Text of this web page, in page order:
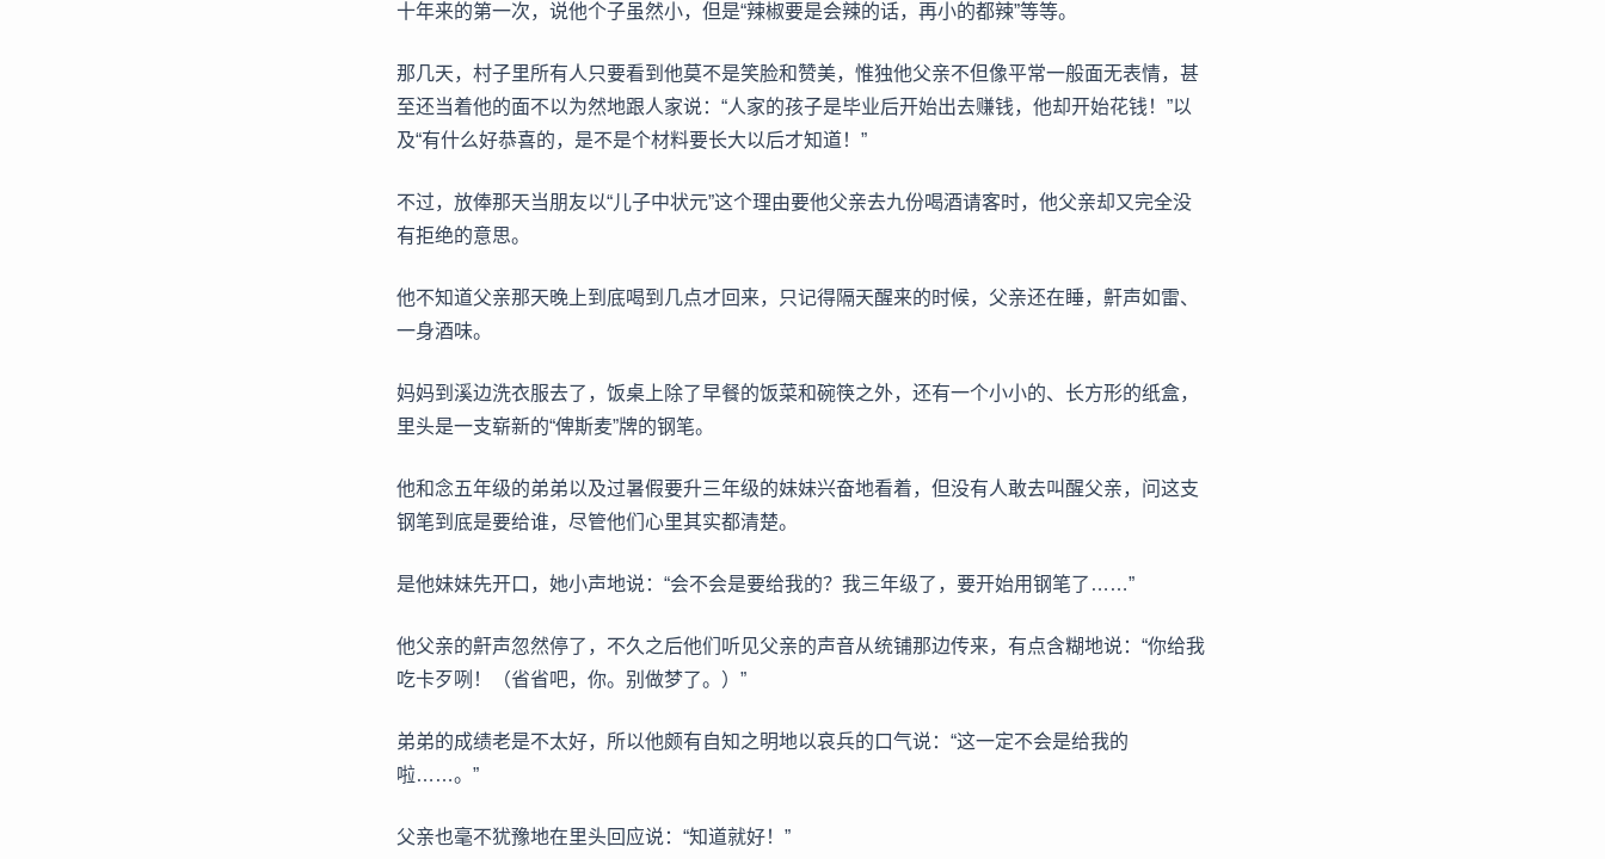
十年来的第一次，说他个子虽然小，但是“辣椒要是会辣的话，再小的都辣”等等。
那几天，村子里所有人只要看到他莫不是笑脸和赞美，惟独他父亲不但像平常一般面无表情，甚
至还当着他的面不以为然地跟人家说：“人家的孩子是毕业后开始出去赚钱，他却开始花钱！”以
及“有什么好恭喜的，是不是个材料要长大以后才知道！”
不过，放俸那天当朋友以“儿子中状元”这个理由要他父亲去九份喝酒请客时，他父亲却又完全没
有拒绝的意思。
他不知道父亲那天晚上到底喝到几点才回来，只记得隔天醒来的时候，父亲还在睡，鼾声如雷、
一身酒味。
妈妈到溪边洗衣服去了，饭桌上除了早餐的饭菜和碗筷之外，还有一个小小的、长方形的纸盒，
里头是一支崭新的“俾斯麦”牌的钢笔。
他和念五年级的弟弟以及过暑假要升三年级的妹妹兴奋地看着，但没有人敢去叫醒父亲，问这支
钢笔到底是要给谁，尽管他们心里其实都清楚。
是他妹妹先开口，她小声地说：“会不会是要给我的？我三年级了，要开始用钢笔了……”
他父亲的鼾声忽然停了，不久之后他们听见父亲的声音从统铺那边传来，有点含糊地说：“你给我
吃卡歹咧！（省省吧，你。别做梦了。）”
弟弟的成绩老是不太好，所以他颇有自知之明地以哀兵的口气说：“这一定不会是给我的
啦……。”
父亲也毫不犹豫地在里头回应说：“知道就好！”